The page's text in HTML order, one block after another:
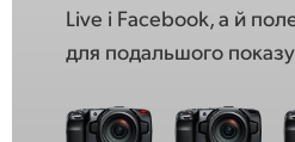
Live і Facebook, а й
для подальшого